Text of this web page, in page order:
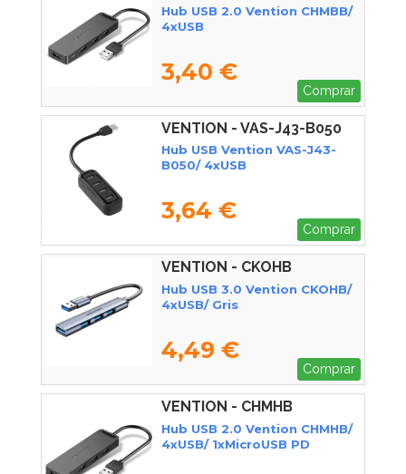
Hub USB 2.0 Vention CHMBB/
4xUSB
3,40 €
Comprar
VENTION - VAS-J43-B050
Hub USB Vention VAS-J43-
B050/ 4xUSB
3,64 €
Comprar
VENTION - CKOHB
Hub USB 3.0 Vention CKOHB/
4xUSB/ Gris
4,49 €
Comprar
VENTION - CHMHB
Hub USB 2.0 Vention CHMHB/
4xUSB/ 1xMicroUSB PD